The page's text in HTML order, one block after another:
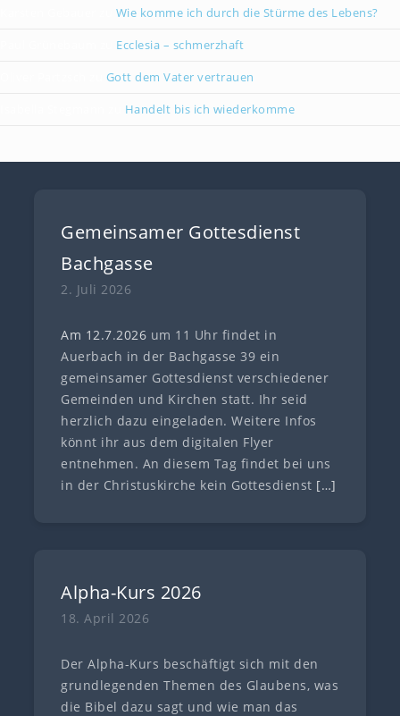
Wie komme ich durch die Stürme des Lebens?
Ecclesia – schmerzhaft
Gott dem Vater vertrauen
Handelt bis ich wiederkomme
Gemeinsamer Gottesdienst
Bachgasse
2. Juli 2026
Am 12.7.2026 um 11 Uhr findet in
Auerbach in der Bachgasse 39 ein
gemeinsamer Gottesdienst verschiedener
Gemeinden und Kirchen statt. Ihr seid
herzlich dazu eingeladen. Weitere Infos
könnt ihr aus dem digitalen Flyer
entnehmen. An diesem Tag findet bei uns
in der Christuskirche kein Gottesdienst […]
Alpha-Kurs 2026
18. April 2026
Der Alpha-Kurs beschäftigt sich mit den
grundlegenden Themen des Glaubens, was
die Bibel dazu sagt und wie man das